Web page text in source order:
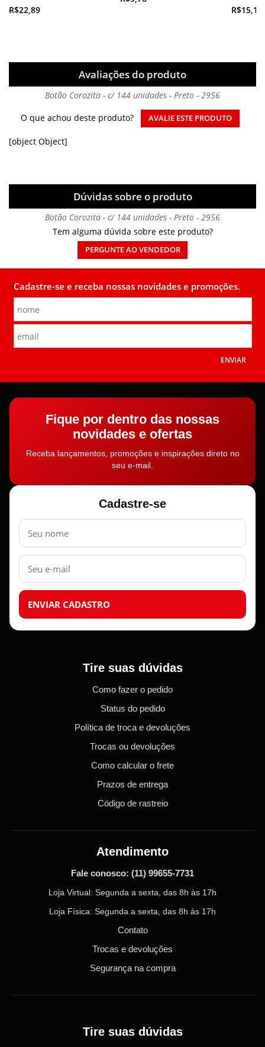
R$22,89
R$15,18
Avaliações do produto
Botão Corozita - c/ 144 unidades - Preto - 2956
O que achou deste produto?
AVALIE ESTE PRODUTO
[object Object]
Dúvidas sobre o produto
Botão Corozita - c/ 144 unidades - Preto - 2956
Tem alguma dúvida sobre este produto?
PERGUNTE AO VENDEDOR
Cadastre-se e receba nossas novidades e promoções.
ENVIAR
Fique por dentro das nossas
novidades e ofertas
Receba lançamentos, promoções e inspirações direto no
seu e-mail.
Cadastre-se
Nome
E-
mail
ENVIAR CADASTRO
Tire suas dúvidas
Como fazer o pedido
Status do pedido
Política de troca e devoluções
Trocas ou devoluções
Como calcular o frete
Prazos de entrega
Código de rastreio
Atendimento
Fale conosco: (11) 99655-7731
Loja Virtual: Segunda a sexta, das 8h às 17h
Loja Física: Segunda a sexta, das 8h às 17h
Contato
Trocas e devoluções
Segurança na compra
Tire suas dúvidas